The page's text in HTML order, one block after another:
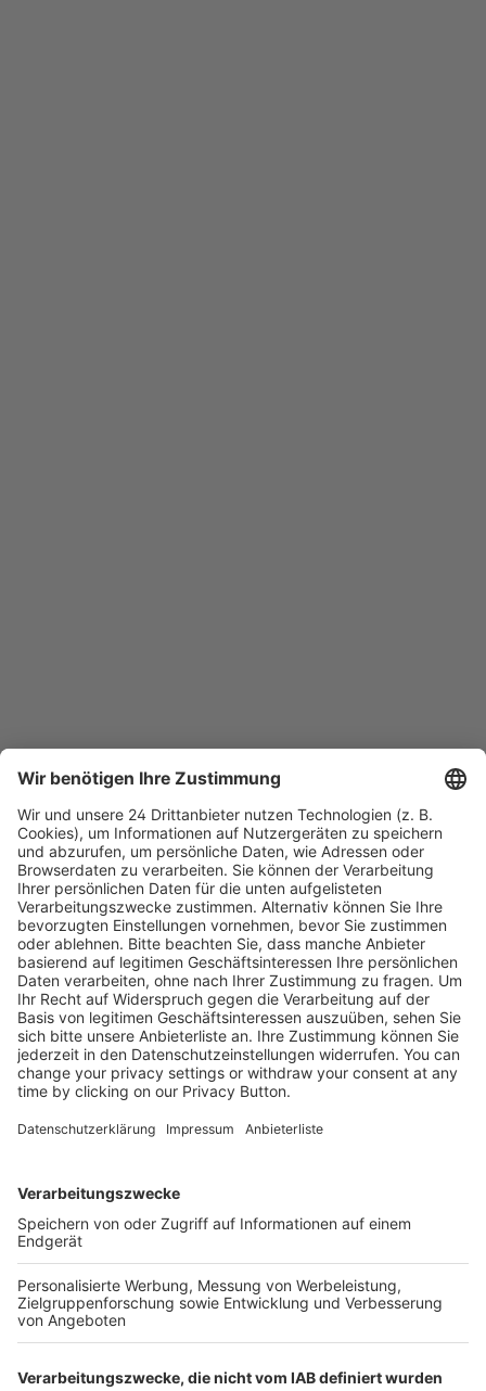
Kostenlose Rücksendung bis zu 14 Tage nach
Bestelleingang (innerhalb Deutschlands).
Versandkosten.
Der Bestellprozess ist mit Hilfe eines SSL-
SERVICE HOTLINE